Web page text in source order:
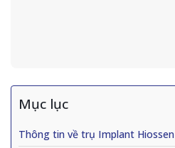
Mục lục
Thông tin về trụ Implant Hiossen